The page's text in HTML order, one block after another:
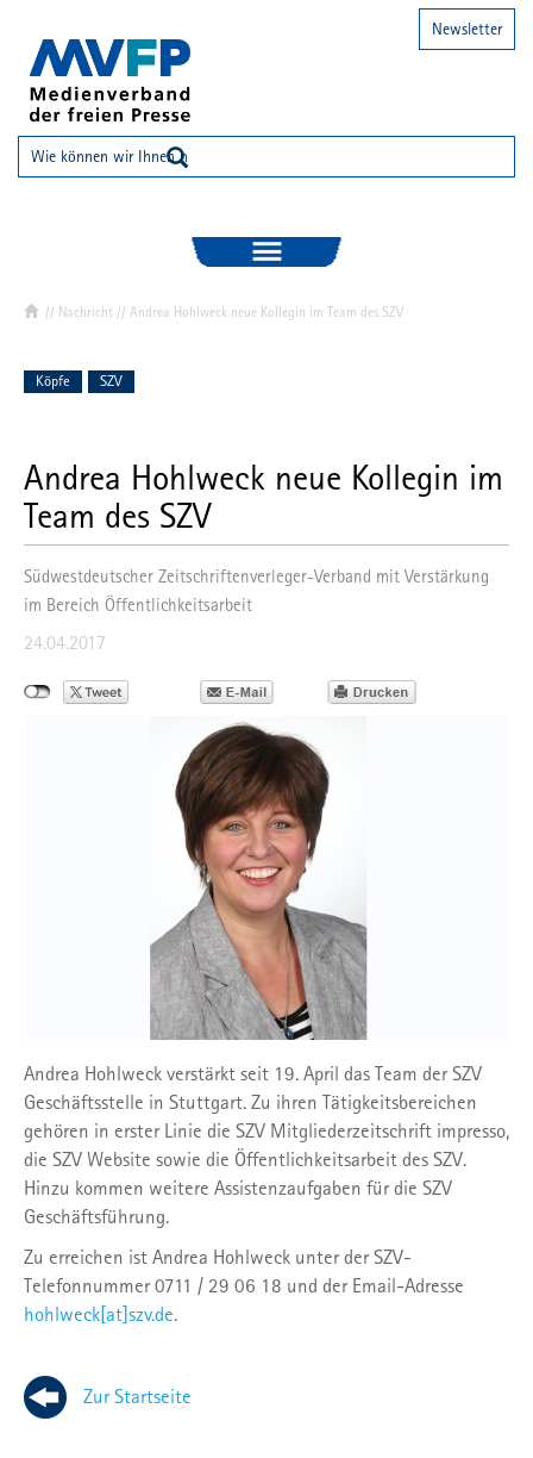
Newsletter
// Nachricht // Andrea Hohlweck neue Kollegin im Team des SZV
Köpfe SZV
Andrea Hohlweck neue Kollegin im
Team des SZV
Südwestdeutscher Zeitschriftenverleger-Verband mit Verstärkung
im Bereich Öffentlichkeitsarbeit
24.04.2017
Andrea Hohlweck verstärkt seit 19. April das Team der SZV
Geschäftsstelle in Stuttgart. Zu ihren Tätigkeitsbereichen
gehören in erster Linie die SZV Mitgliederzeitschrift impresso,
die SZV Website sowie die Öffentlichkeitsarbeit des SZV.
Hinzu kommen weitere Assistenzaufgaben für die SZV
Geschäftsführung.
Zu erreichen ist Andrea Hohlweck unter der SZV-
Telefonnummer 0711 / 29 06 18 und der Email-Adresse
hohlweck[at]szv.de.
Zur Startseite